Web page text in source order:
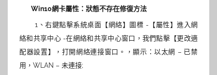
Win10網卡屬性：狀態不存在修復方法
1、右鍵點擊系統桌面【網絡】圖標 -【屬性】進入網
絡和共享中心 -在網絡和共享中心窗口，我們點擊【更改適
配器設置】，打開網絡連接窗口。，顯示：以太網 – 已禁
用，WLAN – 未連接;